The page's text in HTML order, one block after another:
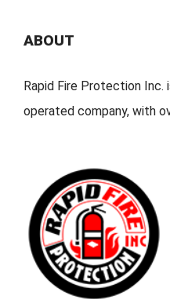
ABOUT
Rapid Fire Protection Inc.
operated company, with